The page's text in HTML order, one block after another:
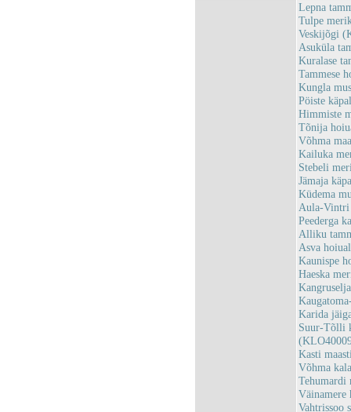
Lepna
Tulpe
Veskijõgi
Asuküla
Kuralase
Tammese
Kungla
Pöiste
Himmiste
Tõnija
Võhma
Kailuka
Stebeli
Jämaja
Küdema
Aula-Vintri
Peederga
Alliku
Asva
Kaunispe
Haeska
Karida
Suur-Tõlli
Kasti
Võhma
Tehumardi
Väinamere
Vahtrissoo